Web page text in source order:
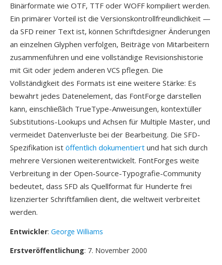
Binärformate wie OTF, TTF oder WOFF kompiliert werden.
Ein primärer Vorteil ist die Versionskontrollfreundlichkeit —
da SFD reiner Text ist, können Schriftdesigner Änderungen
an einzelnen Glyphen verfolgen, Beiträge von Mitarbeitern
zusammenführen und eine vollständige Revisionshistorie
mit Git oder jedem anderen VCS pflegen. Die
Vollständigkeit des Formats ist eine weitere Stärke: Es
bewahrt jedes Datenelement, das FontForge darstellen
kann, einschließlich TrueType-Anweisungen, kontextüller
Substitutions-Lookups und Achsen für Multiple Master, und
vermeidet Datenverluste bei der Bearbeitung. Die SFD-
Spezifikation ist öffentlich dokumentiert und hat sich durch
mehrere Versionen weiterentwickelt. FontForges weite
Verbreitung in der Open-Source-Typografie-Community
bedeutet, dass SFD als Quellformat für Hunderte frei
lizenzierter Schriftfamilien dient, die weltweit verbreitet
werden.
Entwickler: George Williams
Erstveröffentlichung: 7. November 2000